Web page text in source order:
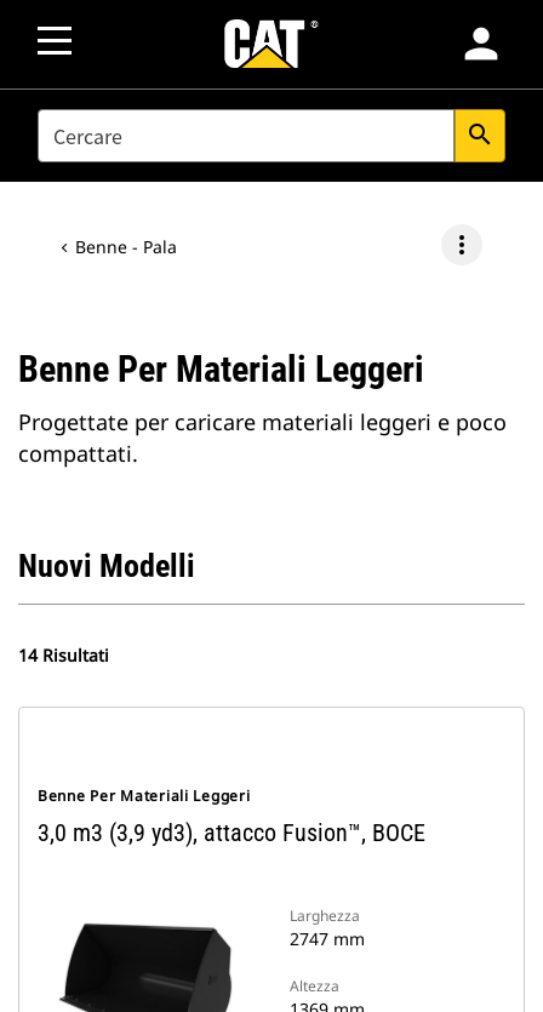
person
SEARCH search
Benne - Pala more_vert
Benne Per Materiali Leggeri
Progettate per caricare materiali leggeri e poco
compattati.
Nuovi Modelli
14 Risultati
Benne Per Materiali Leggeri
3,0 m3 (3,9 yd3), attacco Fusion™, BOCE
Larghezza
2747 mm
Altezza